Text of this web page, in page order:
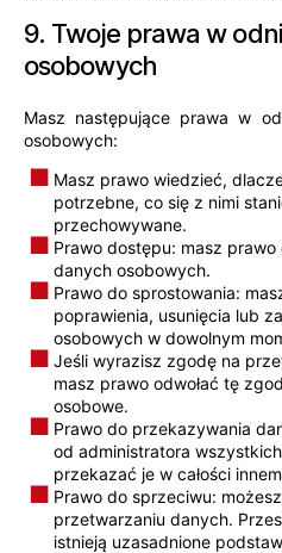
9. Twoje prawa w
osobowych
Masz następujące prawa w
osobowych:
Masz prawo wiedzieć,
potrzebne, co się z nimi
przechowywane.
Prawo dostępu: masz
danych osobowych.
Prawo do sprostowania:
poprawienia, usunięcia lub
osobowych w dowolnym
Jeśli wyrazisz zgodę na
masz prawo odwołać tę
osobowe.
Prawo do przekazywania
od administratora
przekazać je w całości
Prawo do sprzeciwu:
przetwarzaniu danych.
istnieją uzasadnione